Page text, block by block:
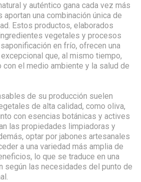
y auténtico gana cada vez más
una combinación única de
Estos productos, elaborados
vegetales y procesos
en frío, ofrecen una
que, al mismo tiempo,
el medio ambiente y la salud de
de su producción suelen
de alta calidad, como oliva,
con esencias botánicas y actives
las propiedades limpiadoras y
optar por jabones artesanales
a una variedad más amplia de
lo que se traduce en una
según las necesidades del punto de